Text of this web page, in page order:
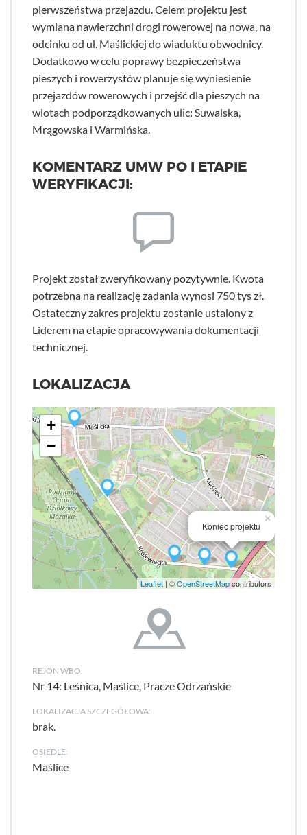
pierwszeństwa przejazdu. Celem projektu jest
wymiana nawierzchni drogi rowerowej na nowa, na
odcinku od ul. Maślickiej do wiaduktu obwodnicy.
Dodatkowo w celu poprawy bezpieczeństwa
pieszych i rowerzystów planuje się wyniesienie
przejazdów rowerowych i przejść dla pieszych na
wlotach podporządkowanych ulic: Suwalska,
Mrągowska i Warmińska.
KOMENTARZ UMW PO I ETAPIE
WERYFIKACJI:
Projekt został zweryfikowany pozytywnie. Kwota
potrzebna na realizację zadania wynosi 750 tys zł.
Ostateczny zakres projektu zostanie ustalony z
Liderem na etapie opracowywania dokumentacji
technicznej.
LOKALIZACJA
Koniec projektu
×
+
−
Leaflet | ©OpenStreetMapcontributors
REJON WBO:
Nr 14: Leśnica, Maślice, Pracze Odrzańskie
LOKALIZACJA SZCZEGÓŁOWA:
brak.
OSIEDLE:
Maślice